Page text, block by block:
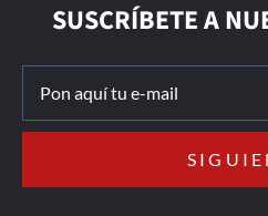
SUSCRÍBETE A